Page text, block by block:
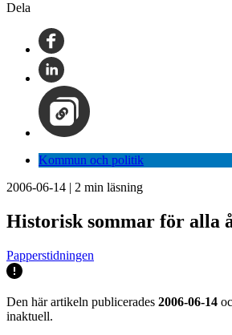
Dela
Kommun och politik
2006-06-14 | 2 min läsning
Historisk sommar för alla
Papperstidningen
Den här artikeln publicerades 2006-06-14
inaktuell.